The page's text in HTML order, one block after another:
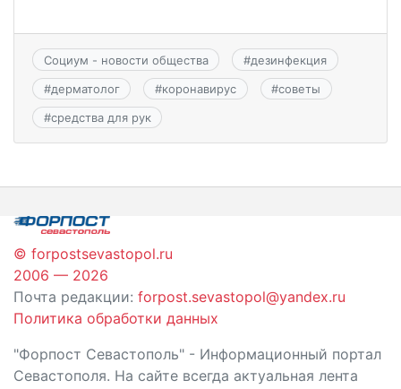
Социум - новости общества #дезинфекция
#дерматолог #коронавирус #советы
#средства для рук
© forpostsevastopol.ru
2006 — 2026
Почта редакции: forpost.sevastopol@yandex.ru
Политика обработки данных
"Форпост Севастополь" - Информационный портал
Севастополя. На сайте всегда актуальная лента